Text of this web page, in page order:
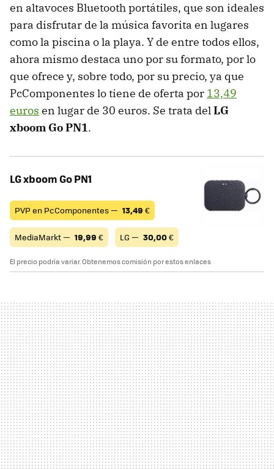
en altavoces Bluetooth portátiles, que son ideales
para disfrutar de la música favorita en lugares
como la piscina o la playa. Y de entre todos ellos,
ahora mismo destaca uno por su formato, por lo
que ofrece y, sobre todo, por su precio, ya que
PcComponentes lo tiene de oferta por 13,49
euros en lugar de 30 euros. Se trata delLG
xboom Go PN1.
LG xboom Go PN1
PVP en PcComponentes — 13,49 €
MediaMarkt — 19,99 € LG — 30,00€
El precio podría variar. Obtenemos comisión por estos enlaces